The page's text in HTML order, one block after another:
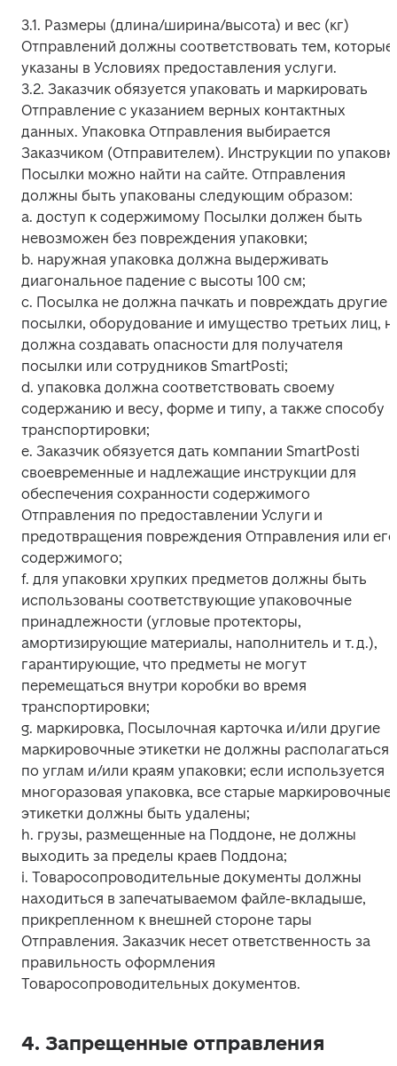
3.1. Размеры (длина/ширина/высота) и вес (кг)
Отправлений должны соответствовать тем, которые
указаны в Условиях предоставления услуги.
3.2. Заказчик обязуется упаковать и маркировать
Отправление с указанием верных контактных
данных. Упаковка Отправления выбирается
Заказчиком (Отправителем). Инструкции по
Посылки можно найти на сайте. Отправления
должны быть упакованы следующим образом:
a. доступ к содержимому Посылки должен быть
невозможен без повреждения упаковки;
b. наружная упаковка должна выдерживать
диагональное падение с высоты 100 см;
c. Посылка не должна пачкать и повреждать другие
посылки, оборудование и имущество третьих лиц,
должна создавать опасности для получателя
посылки или сотрудников SmartPosti;
d. упаковка должна соответствовать своему
содержанию и весу, форме и типу, а также способу
транспортировки;
e. Заказчик обязуется дать компании SmartPosti
своевременные и надлежащие инструкции для
обеспечения сохранности содержимого
Отправления по предоставлении Услуги и
предотвращения повреждения Отправления или его
содержимого;
f. для упаковки хрупких предметов должны быть
использованы соответствующие упаковочные
принадлежности (угловые протекторы,
амортизирующие материалы, наполнитель и т. д.),
гарантирующие, что предметы не могут
перемещаться внутри коробки во время
транспортировки;
g. маркировка, Посылочная карточка и/или другие
маркировочные этикетки не должны располагаться
по углам и/или краям упаковки; если используется
многоразовая упаковка, все старые маркировочные
этикетки должны быть удалены;
h. грузы, размещенные на Поддоне, не должны
выходить за пределы краев Поддона;
i. Товаросопроводительные документы должны
находиться в запечатываемом файле-вкладыше,
прикрепленном к внешней стороне тары
Отправления. Заказчик несет ответственность за
правильность оформления
Товаросопроводительных документов.
4. Запрещенные отправления